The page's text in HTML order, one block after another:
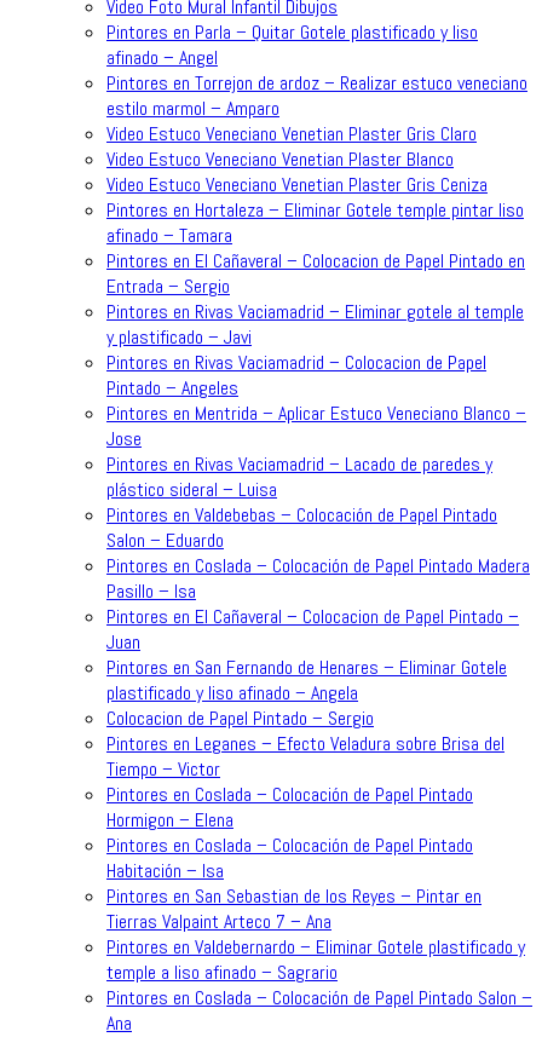
Video Foto Mural Infantil Dibujos
Pintores en Parla – Quitar Gotele plastificado y liso
afinado – Angel
Pintores en Torrejon de ardoz – Realizar estuco veneciano
estilo marmol – Amparo
Video Estuco Veneciano Venetian Plaster Gris Claro
Video Estuco Veneciano Venetian Plaster Blanco
Video Estuco Veneciano Venetian Plaster Gris Ceniza
Pintores en Hortaleza – Eliminar Gotele temple pintar liso
afinado – Tamara
Pintores en El Cañaveral – Colocacion de Papel Pintado en
Entrada – Sergio
Pintores en Rivas Vaciamadrid – Eliminar gotele al temple
y plastificado – Javi
Pintores en Rivas Vaciamadrid – Colocacion de Papel
Pintado – Angeles
Pintores en Mentrida – Aplicar Estuco Veneciano Blanco –
Jose
Pintores en Rivas Vaciamadrid – Lacado de paredes y
plástico sideral – Luisa
Pintores en Valdebebas – Colocación de Papel Pintado
Salon – Eduardo
Pintores en Coslada – Colocación de Papel Pintado Madera
Pasillo – Isa
Pintores en El Cañaveral – Colocacion de Papel Pintado –
Juan
Pintores en San Fernando de Henares – Eliminar Gotele
plastificado y liso afinado – Angela
Colocacion de Papel Pintado – Sergio
Pintores en Leganes – Efecto Veladura sobre Brisa del
Tiempo – Victor
Pintores en Coslada – Colocación de Papel Pintado
Hormigon – Elena
Pintores en Coslada – Colocación de Papel Pintado
Habitación – Isa
Pintores en San Sebastian de los Reyes – Pintar en
Tierras Valpaint Arteco 7 – Ana
Pintores en Valdebernardo – Eliminar Gotele plastificado y
temple a liso afinado – Sagrario
Pintores en Coslada – Colocación de Papel Pintado Salon –
Ana